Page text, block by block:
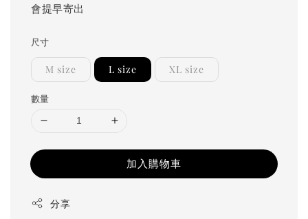
會提早寄出
尺寸
M size L size XL size
數量
加入購物車
分享